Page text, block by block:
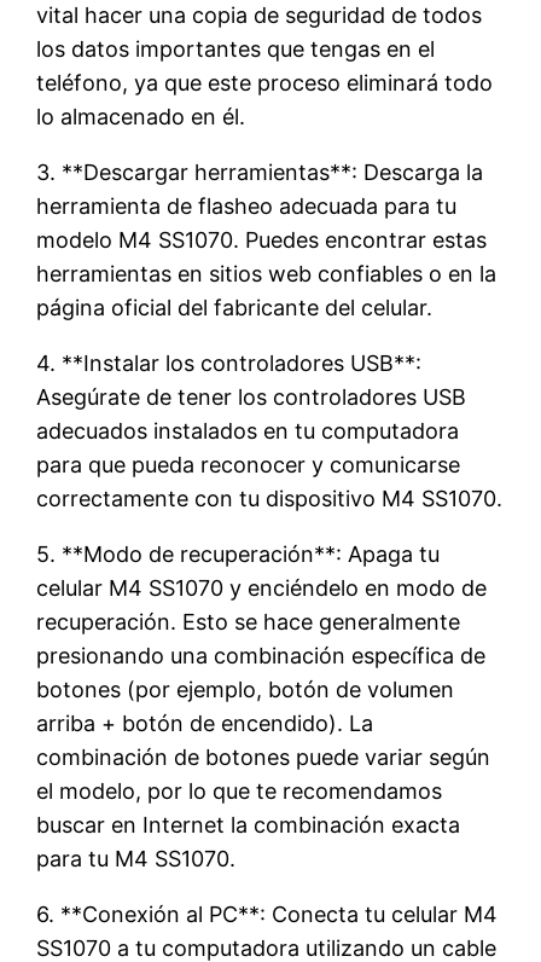
vital hacer una copia de seguridad de todos
los datos importantes que tengas en el
teléfono, ya que este proceso eliminará todo
lo almacenado en él.
3. **Descargar herramientas**: Descarga la
herramienta de flasheo adecuada para tu
modelo M4 SS1070. Puedes encontrar estas
herramientas en sitios web confiables o en la
página oficial del fabricante del celular.
4. **Instalar los controladores USB**:
Asegúrate de tener los controladores USB
adecuados instalados en tu computadora
para que pueda reconocer y comunicarse
correctamente con tu dispositivo M4 SS1070.
5. **Modo de recuperación**: Apaga tu
celular M4 SS1070 y enciéndelo en modo de
recuperación. Esto se hace generalmente
presionando una combinación específica de
botones (por ejemplo, botón de volumen
arriba + botón de encendido). La
combinación de botones puede variar según
el modelo, por lo que te recomendamos
buscar en Internet la combinación exacta
para tu M4 SS1070.
6. **Conexión al PC**: Conecta tu celular M4
SS1070 a tu computadora utilizando un cable